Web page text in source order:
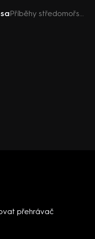
Příběhy středomořského lesa (1) - upoutávka
přehrávač